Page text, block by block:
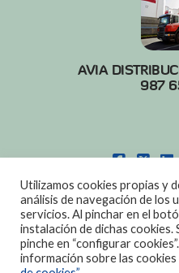
AVIA
987
POLITICA DE
DISEÑO:
Utilizamos cookies propias y
análisis de navegación de los
servicios. Al pinchar en el
instalación de dichas cookies.
pinche en “configurar
información sobre las